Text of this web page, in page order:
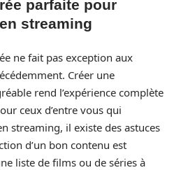
parfaite pour
streaming
ne fait pas exception aux
Créer une
rend l’expérience complète
ceux d’entre vous qui
streaming, il existe des astuces
d’un bon contenu est
liste de films ou de séries à